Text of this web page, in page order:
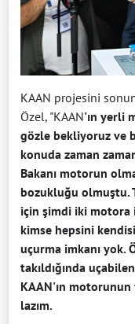
KAAN projesini
Özel, "KAAN'ın yerli
gözle bekliyoruz ve
konuda zaman
Bakanı motorun
bozukluğu olmuştu.
için şimdi iki motora
kimse hepsini
uçurma imkanı yok.
takıldığında
KAAN'ın
lazım.